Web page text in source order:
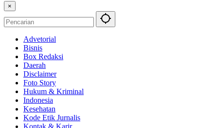
×
Advetorial
Bisnis
Box Redaksi
Daerah
Disclaimer
Foto Story
Hukum & Kriminal
Indonesia
Kesehatan
Kode Etik Jurnalis
Kontak & Karir